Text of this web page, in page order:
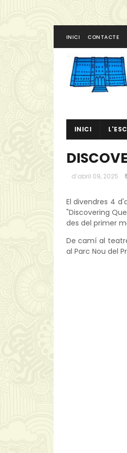
INICI CONTACTE
INICI
d’abril 09, 2025
El divendres 4
"Discovering
des del primer
De camí al
al Parc Nou del